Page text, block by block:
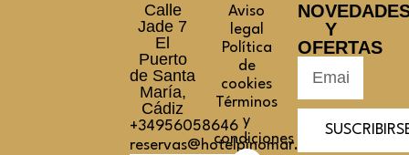
Calle
Jade 7
El
Puerto
de Santa
María,
Cádiz
+34956058646
reservas@hotelpinomar.com
Aviso
legal
Política
de
cookies
Términos
y
condiciones
Y
OFERTAS